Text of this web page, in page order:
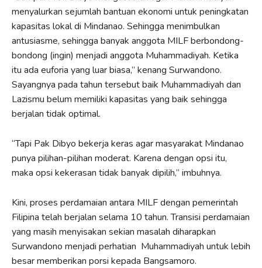
menyalurkan sejumlah bantuan ekonomi untuk peningkatan
kapasitas lokal di Mindanao. Sehingga menimbulkan
antusiasme, sehingga banyak anggota MILF berbondong-
bondong (ingin) menjadi anggota Muhammadiyah. Ketika
itu ada euforia yang luar biasa,” kenang Surwandono.
Sayangnya pada tahun tersebut baik Muhammadiyah dan
Lazismu belum memiliki kapasitas yang baik sehingga
berjalan tidak optimal.
“Tapi Pak Dibyo bekerja keras agar masyarakat Mindanao
punya pilihan-pilihan moderat. Karena dengan opsi itu,
maka opsi kekerasan tidak banyak dipilih,” imbuhnya.
Kini, proses perdamaian antara MILF dengan pemerintah
Filipina telah berjalan selama 10 tahun. Transisi perdamaian
yang masih menyisakan sekian masalah diharapkan
Surwandono menjadi perhatian Muhammadiyah untuk lebih
besar memberikan porsi kepada Bangsamoro.